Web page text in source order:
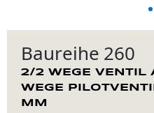
Baureihe 260
2/2 WEGE VENTIL
WEGE
MM